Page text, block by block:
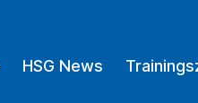
HSG News